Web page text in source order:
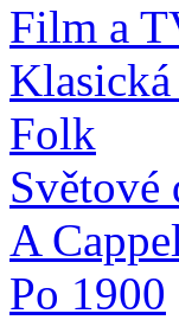
Film a
Folk
Světové
A
Po 1900